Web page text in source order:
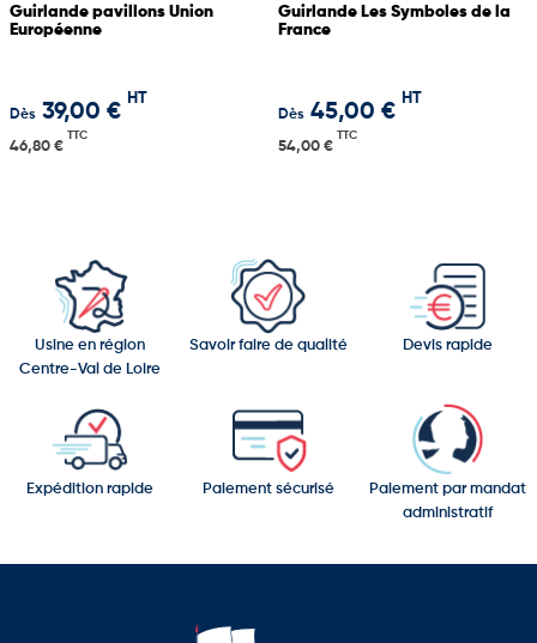
Guirlande pavillons Union
Européenne
Dès 39,00 €
HT
46,80 €
TTC
Guirlande Les Symboles de la
France
Dès 45,00 €
HT
54,00 €
TTC
Usine en région
Centre-Val de Loire
Savoir faire de qualité Devis rapide
Expédition rapide Paiement sécurisé
Paiement par mandat
administratif